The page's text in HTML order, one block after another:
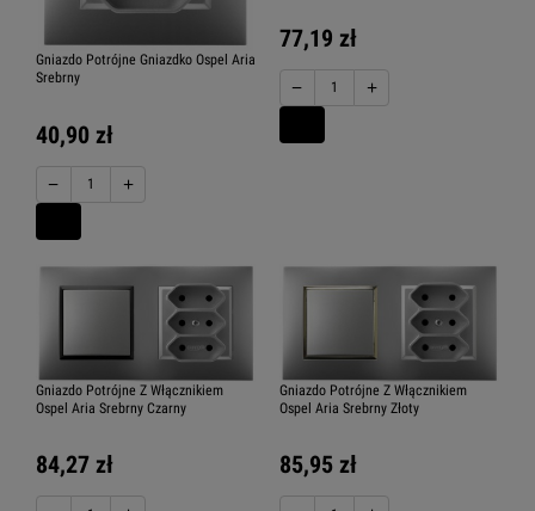
Gniazdo Potrójne Gniazdko Ospel Aria
Srebrny
40,90 zł
− +
77,19 zł
− +
Gniazdo Potrójne Z Włącznikiem
Ospel Aria Srebrny Czarny
84,27 zł
Gniazdo Potrójne Z Włącznikiem
Ospel Aria Srebrny Złoty
85,95 zł